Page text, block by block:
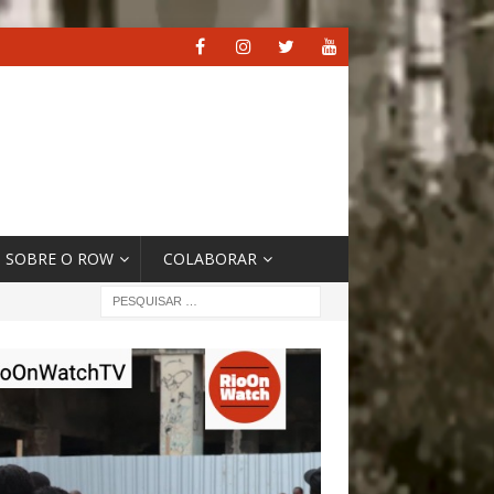
SOBRE O ROW COLABORAR